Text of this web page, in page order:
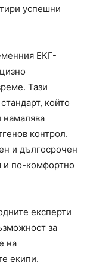
успешни
ЕКГ-
Тази
който
намалява
контрол.
и дългосрочен
и по-комфортно
експерти
за
на
екипи.